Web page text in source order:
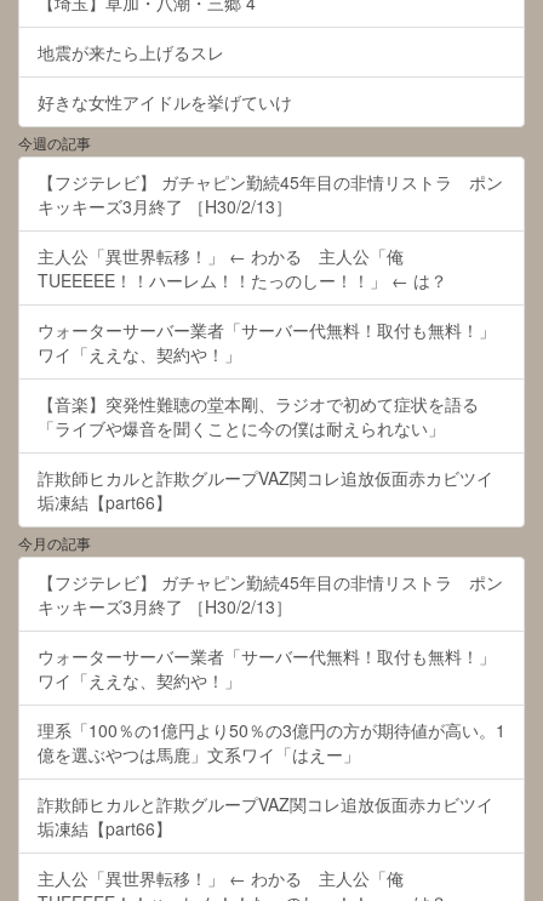
地震が来たら上げるスレ
好きな女性アイドルを挙げていけ
今週の記事
【フジテレビ】 ガチャピン勤続45年目の非情リストラ ポン
キッキーズ3月終了 ［H30/2/13］
主人公「異世界転移！」 ← わかる 主人公「俺
TUEEEEE！！ハーレム！！たっのしー！！」 ← は？
ウォーターサーバー業者「サーバー代無料！取付も無料！」
ワイ「ええな、契約や！」
【音楽】突発性難聴の堂本剛、ラジオで初めて症状を語る
「ライブや爆音を聞くことに今の僕は耐えられない」
詐欺師ヒカルと詐欺グループVAZ関コレ追放仮面赤カビツイ
垢凍結【part66】
今月の記事
【フジテレビ】 ガチャピン勤続45年目の非情リストラ ポン
キッキーズ3月終了 ［H30/2/13］
ウォーターサーバー業者「サーバー代無料！取付も無料！」
ワイ「ええな、契約や！」
理系「100％の1億円より50％の3億円の方が期待値が高い。1
億を選ぶやつは馬鹿」文系ワイ「はえー」
詐欺師ヒカルと詐欺グループVAZ関コレ追放仮面赤カビツイ
垢凍結【part66】
主人公「異世界転移！」 ← わかる 主人公「俺